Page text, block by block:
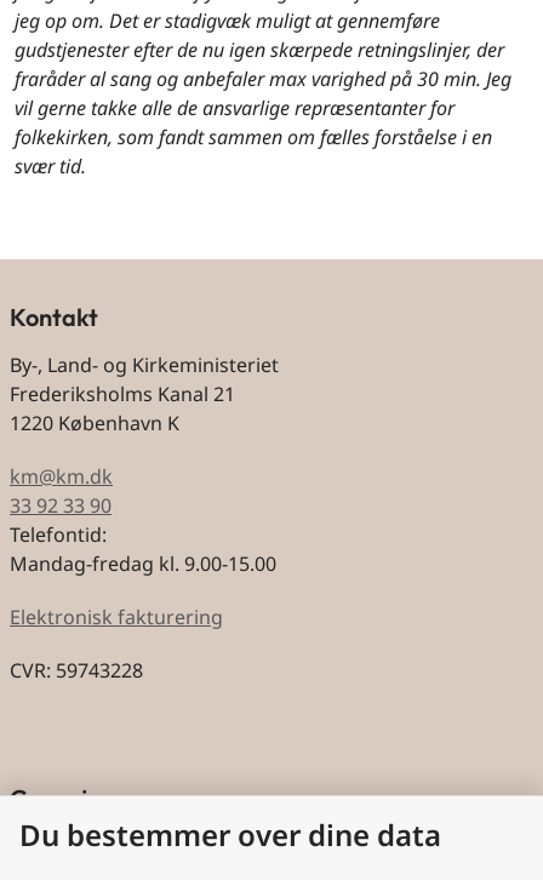
jeg op om. Det er stadigvæk muligt at gennemføre
gudstjenester efter de nu igen skærpede retningslinjer, der
fraråder al sang og anbefaler max varighed på 30 min. Jeg
vil gerne takke alle de ansvarlige repræsentanter for
folkekirken, som fandt sammen om fælles forståelse i en
svær tid.
Kontakt
By-, Land- og Kirkeministeriet
Frederiksholms Kanal 21
1220 København K
km@km.dk
33 92 33 90
Telefontid:
Mandag-fredag kl. 9.00-15.00
Elektronisk fakturering
CVR: 59743228
Genveje
Cookies
Du bestemmer over dine data